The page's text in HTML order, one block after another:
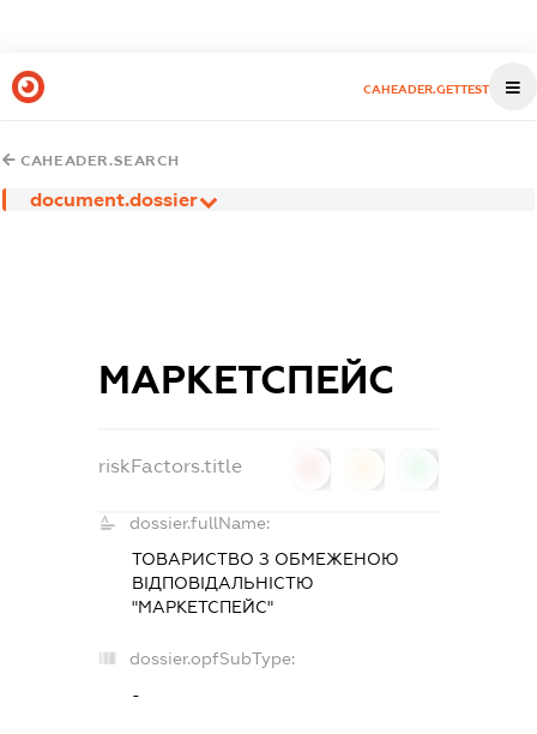
CAHEADER.GETTEST
CAHEADER.SEARCH
document.dossier
МАРКЕТСПЕЙС
riskFactors.title
dossier.fullName:
ТОВАРИСТВО З ОБМЕЖЕНОЮ
ВІДПОВІДАЛЬНІСТЮ
"МАРКЕТСПЕЙС"
dossier.opfSubType:
-